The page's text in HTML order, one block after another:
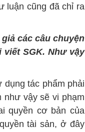
luận cũng đã chỉ ra
các câu chuyện
SGK. Như vậy
tác phẩm phải
như vậy sẽ vi phạm
quyền cơ bản của
tài sản, ở đây